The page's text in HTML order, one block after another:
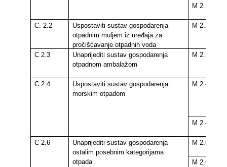
M 2.1.2
C. 2.2
Uspostaviti sustav gospodarenja
otpadnim muljem iz uređaja za
pročišćavanje otpadnih voda
M 2.2.2
C 2.3
Unaprijediti sustav gospodarenja
otpadnom ambalažom
M 2.3.1
C 2.4
Uspostaviti sustav gospodarenja
morskim otpadom
M 2.4.2
M 2.4.3
C 2.6
Unaprijediti sustav gospodarenja
ostalim posebnim kategorijama
otpada
M 2.6.2
M 2.6.3